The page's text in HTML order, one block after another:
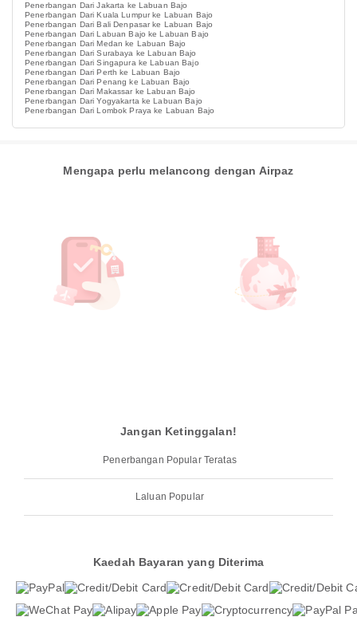
Penerbangan Dari Jakarta ke Labuan Bajo
Penerbangan Dari Kuala Lumpur ke Labuan Bajo
Penerbangan Dari Bali Denpasar ke Labuan Bajo
Penerbangan Dari Labuan Bajo ke Labuan Bajo
Penerbangan Dari Medan ke Labuan Bajo
Penerbangan Dari Surabaya ke Labuan Bajo
Penerbangan Dari Singapura ke Labuan Bajo
Penerbangan Dari Perth ke Labuan Bajo
Penerbangan Dari Penang ke Labuan Bajo
Penerbangan Dari Makassar ke Labuan Bajo
Penerbangan Dari Yogyakarta ke Labuan Bajo
Penerbangan Dari Lombok Praya ke Labuan Bajo
Mengapa perlu melancong dengan Airpaz
Jangan Ketinggalan!
Penerbangan Popular Teratas
Laluan Popular
Kaedah Bayaran yang Diterima